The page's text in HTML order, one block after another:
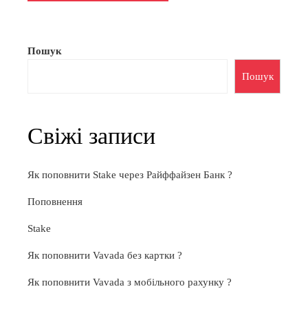
Пошук
Пошук
Свіжі записи
Як поповнити Stake через Райффайзен Банк ?
Поповнення
Stake
Як поповнити Vavada без картки ?
Як поповнити Vavada з мобільного рахунку ?